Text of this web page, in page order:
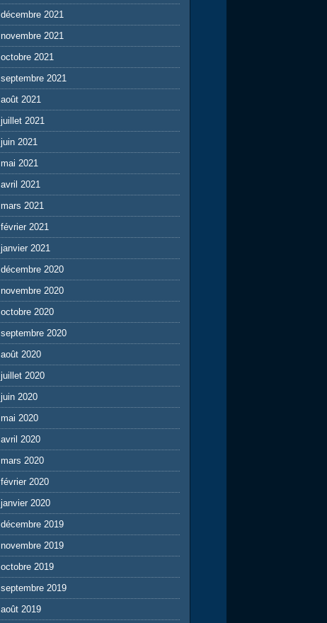
décembre 2021
novembre 2021
octobre 2021
septembre 2021
août 2021
juillet 2021
juin 2021
mai 2021
avril 2021
mars 2021
février 2021
janvier 2021
décembre 2020
novembre 2020
octobre 2020
septembre 2020
août 2020
juillet 2020
juin 2020
mai 2020
avril 2020
mars 2020
février 2020
janvier 2020
décembre 2019
novembre 2019
octobre 2019
septembre 2019
août 2019